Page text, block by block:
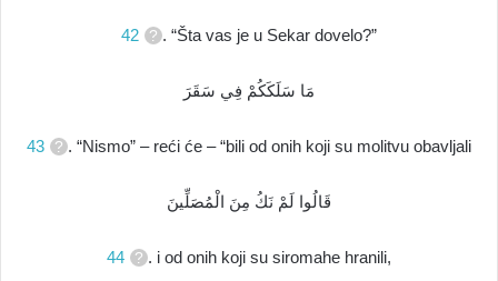
42 . “Šta vas je u Sekar dovelo?”
مَا سَلَكَكُمْ فِي سَقَرَ
43 . “Nismo” – reći će – “bili od onih koji su molitvu obavljali
قَالُوا لَمْ نَكُ مِنَ الْمُصَلِّينَ
44 . i od onih koji su siromahe hranili,